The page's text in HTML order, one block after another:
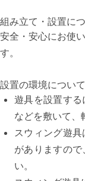
組み立て・設置に
安全・安心にお使
す。
設置の環境について
遊具を設置する
などを敷いて、
スウィング遊
がありますの
い。